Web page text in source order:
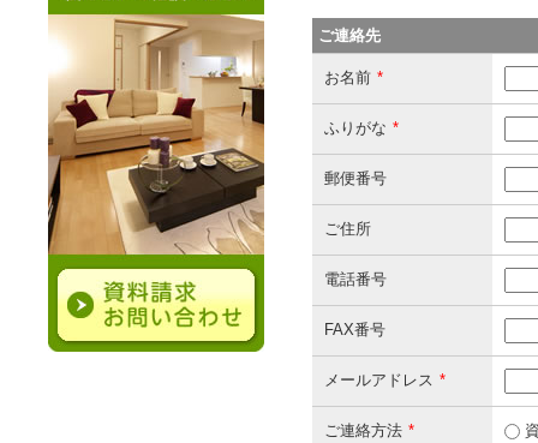
ご連絡先
お名前 *
ふりがな *
郵便番号
ご住所
電話番号
FAX番号
メールアドレス *
ご連絡方法 *